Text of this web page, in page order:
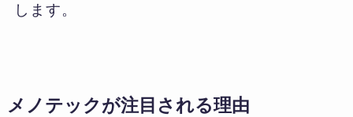
します。
メノテックが注目される理由